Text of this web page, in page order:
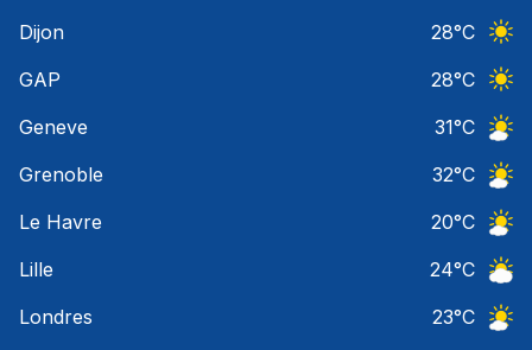
Dijon
28°C
GAP
28°C
Geneve
31°C
Grenoble
32°C
Le Havre
20°C
Lille
24°C
Londres
23°C